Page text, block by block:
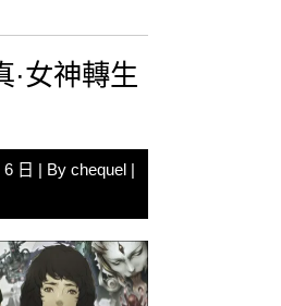
·女神轉生
日 | By chequel |